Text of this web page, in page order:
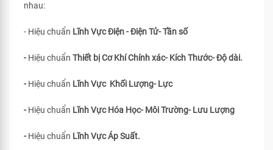
nhau:
- Hiệu chuẩn Lĩnh Vực Điện - Điện Tử- Tần số
-Hiệu chuẩn Thiết bị Cơ Khí Chính xác- Kích Thước- Độ dài.
-Hiệu chuẩn Lĩnh Vực Khối Lượng- Lực
-Hiệu chuẩn Lĩnh Vực Hóa Học- Môi Trường- Lưu Lượng
-Hiệu chuẩn Lĩnh Vực Áp Suất.